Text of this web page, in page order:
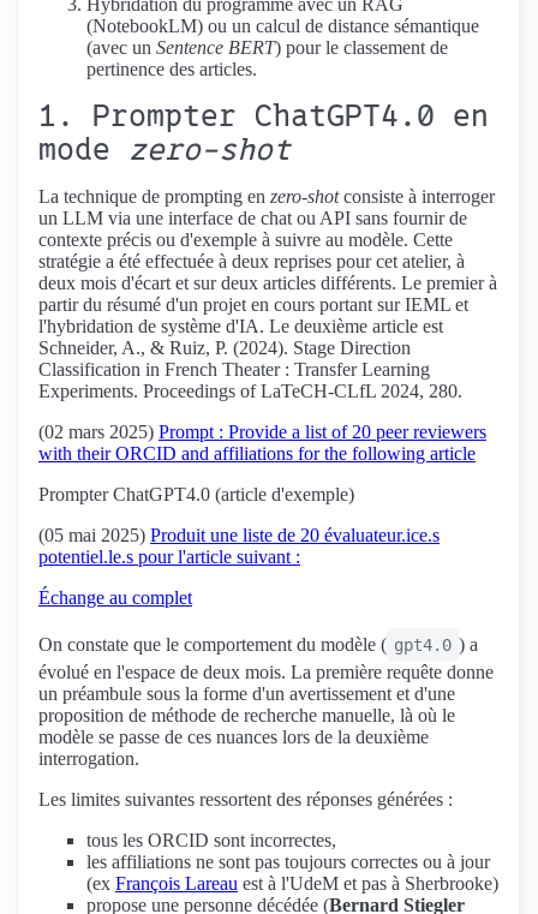
Hybridation du programme avec un RAG
(NotebookLM) ou un calcul de distance sémantique
(avec un Sentence BERT) pour le classement de
pertinence des articles.
1. Prompter ChatGPT4.0 en
mode zero-shot
La technique de prompting en zero-shotconsiste à interroger
un LLM via une interface de chat ou API sans fournir de
contexte précis ou d'exemple à suivre au modèle. Cette
stratégie a été effectuée à deux reprises pour cet atelier, à
deux mois d'écart et sur deux articles différents. Le premier à
partir du résumé d'un projet en cours portant sur IEML et
l'hybridation de système d'IA. Le deuxième article est
Schneider, A., & Ruiz, P. (2024). Stage Direction
Classification in French Theater : Transfer Learning
Experiments. Proceedings of LaTeCH-CLfL 2024, 280.
(02 mars 2025) Prompt : Provide a list of 20 peer reviewers
with their ORCID and affiliations for the following article
Prompter ChatGPT4.0 (article d'exemple)
(05 mai 2025) Produit une liste de 20 évaluateur.ice.s
potentiel.le.s pour l'article suivant :
Échange au complet
On constate que le comportement du modèle ( gpt4.0 ) a
évolué en l'espace de deux mois. La première requête donne
un préambule sous la forme d'un avertissement et d'une
proposition de méthode de recherche manuelle, là où le
modèle se passe de ces nuances lors de la deuxième
interrogation.
Les limites suivantes ressortent des réponses générées :
tous les ORCID sont incorrectes,
les affiliations ne sont pas toujours correctes ou à jour
(ex François Lareau est à l'UdeM et pas à Sherbrooke)
propose une personne décédée (Bernard Stiegler